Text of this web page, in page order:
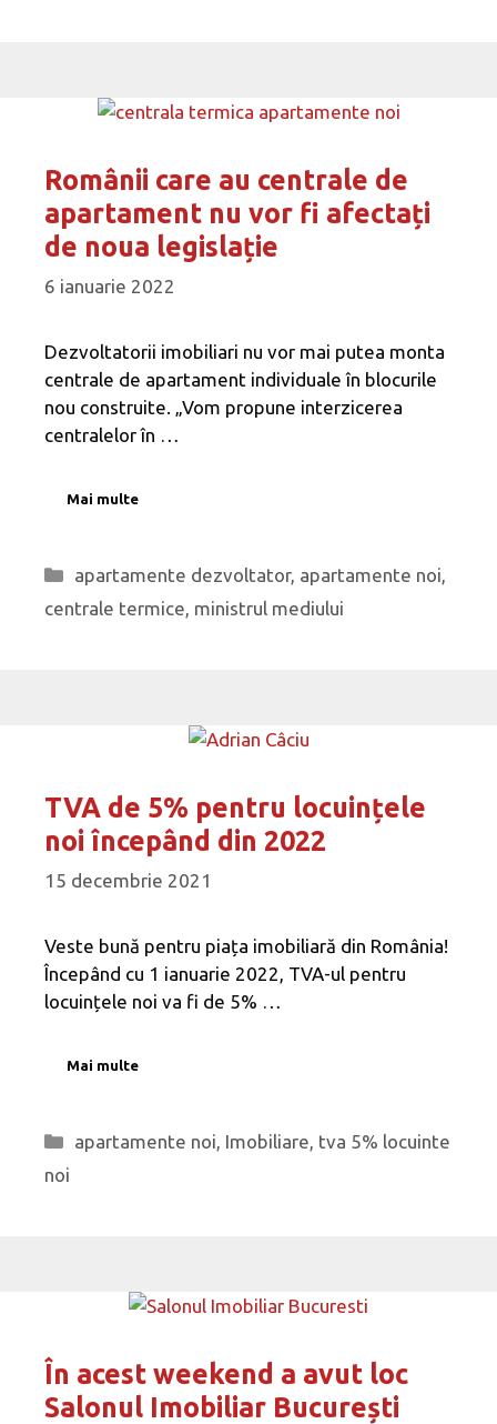
Românii care au centrale de
apartament nu vor fi afectați
de noua legislație
6 ianuarie 2022
Dezvoltatorii imobiliari nu vor mai putea monta
centrale de apartament individuale în blocurile
nou construite. „Vom propune interzicerea
centralelor în …
Mai multe
Categorii
apartamente dezvoltator, apartamente noi
centrale termice ministrul mediului
TVA de 5% pentru locuințele
noi începând din 2022
15 decembrie 2021
Veste bună pentru piața imobiliară din România!
Începând cu 1 ianuarie 2022, TVA-ul pentru
locuințele noi va fi de 5% …
Mai multe
Categorii
apartamente noi Imobiliare tva 5% locuinte
noi
În acest weekend a avut loc
Salonul Imobiliar București